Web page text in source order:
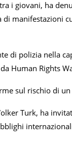
i giovani, ha
di
di polizia nella
Human Rights
sul rischio di
Turk, ha